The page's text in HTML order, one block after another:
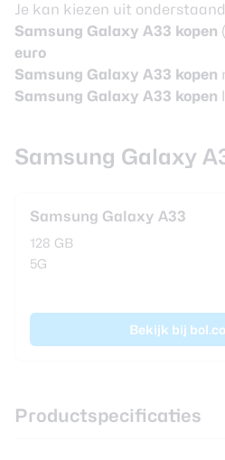
Je kan kiezen uit
Samsung Galaxy A33 kopen
euro
Samsung Galaxy A33 kopen
Samsung Galaxy A33 kopen
Samsung Galaxy
Samsung Galaxy A33
128 GB
5G
Bekijk bij
Productspecificaties